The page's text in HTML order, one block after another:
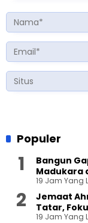
Populer
Bangun
Madukara
19 Jam Yang
Jemaat
Tatar,
19 Jam Yang